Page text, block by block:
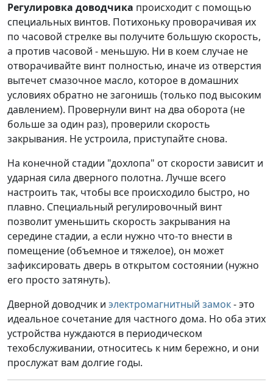
Регулировка доводчика происходит с помощью
специальных винтов. Потихоньку проворачивая их
по часовой стрелке вы получите большую скорость,
а против часовой - меньшую. Ни в коем случае не
отворачивайте винт полностью, иначе из отверстия
вытечет смазочное масло, которое в домашних
условиях обратно не загонишь (только под высоким
давлением). Провернули винт на два оборота (не
больше за один раз), проверили скорость
закрывания. Не устроила, приступайте снова.
На конечной стадии "дохлопа" от скорости зависит и
ударная сила дверного полотна. Лучше всего
настроить так, чтобы все происходило быстро, но
плавно. Специальный регулировочный винт
позволит уменьшить скорость закрывания на
середине стадии, а если нужно что-то внести в
помещение (объемное и тяжелое), он может
зафиксировать дверь в открытом состоянии (нужно
его просто затянуть).
Дверной доводчик и электромагнитный замок- это
идеальное сочетание для частного дома. Но оба этих
устройства нуждаются в периодическом
техобслуживании, относитесь к ним бережно, и они
прослужат вам долгие годы.